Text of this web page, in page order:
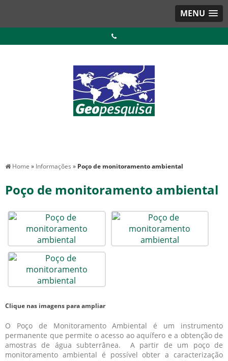
MENU
Home » Informações » Poço de monitoramento ambiental
Poço de monitoramento ambiental
Clique nas imagens para ampliar
O Poço de Monitoramento Ambiental é um instrumento
permanente que permite o acesso ao aquífero e a obtenção de
amostras de água subterrânea. A partir de um poço de
monitoramento ambiental é possível obter a caracterização